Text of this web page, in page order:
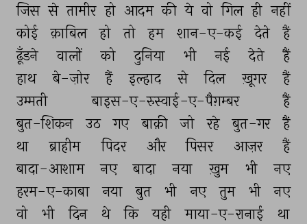
जिस से तामीर हो आदम की ये वो गिल ही नहीं
कोई
क़ाबिल हो तो हम शान-ए-कई देते
हैं
ढूँडने
वालों को दुनिया भी नई देते
हैं
हाथ
बे-ज़ोर हैं इल्हाद से दिल ख़ूगर
हैं
उम्मती
बाइस-ए-रुस्वाई-ए-पैग़म्बर
हैं
बुत-शिकन
उठ गए बाक़ी जो रहे बुत-गर
हैं
था
ब्राहीम पिदर और पिसर आज़र
हैं
बादा-आशाम
नए बादा नया ख़ुम भी
नए
हरम-ए-काबा
नया बुत भी नए तुम भी
नए
वो
भी दिन थे कि यही माया-ए-रानाई
था